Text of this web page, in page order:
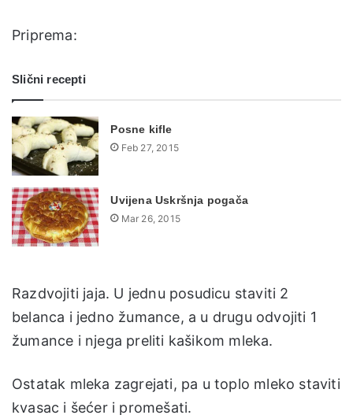
Priprema:
Slični recepti
Posne kifle
Feb 27, 2015
Uvijena Uskršnja pogača
Mar 26, 2015
Razdvojiti jaja. U jednu posudicu staviti 2
belanca i jedno žumance, a u drugu odvojiti 1
žumance i njega preliti kašikom mleka.
Ostatak mleka zagrejati, pa u toplo mleko staviti
kvasac i šećer i promešati.